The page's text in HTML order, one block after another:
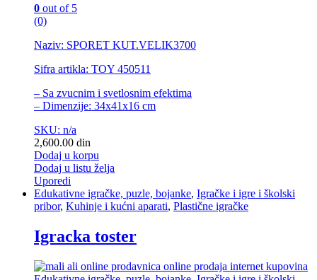
0 out of 5
(0)
Naziv: SPORET KUT.VELIK3700
Sifra artikla: TOY 450511
– Sa zvucnim i svetlosnim efektima
– Dimenzije: 34x41x16 cm
SKU: n/a
2,600.00 din
Dodaj u korpu
Dodaj u listu želja
Uporedi
Edukativne igračke, puzle, bojanke, Igračke i igre i školski
pribor, Kuhinje i kućni aparati, Plastične igračke
Igracka toster